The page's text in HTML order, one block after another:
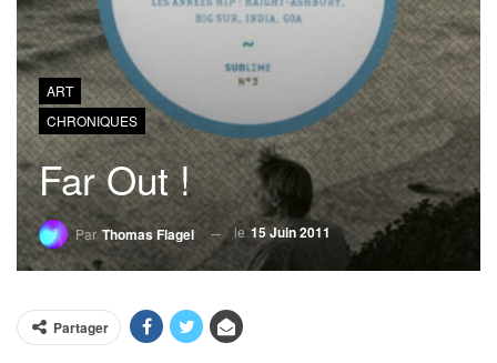
ART
CHRONIQUES
Far Out !
ParThomas Flagel le 15 Juin 2011
Partager